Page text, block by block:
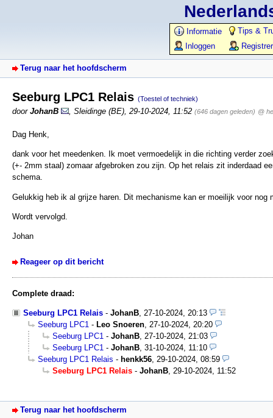
Informatie
Tips &
Inloggen
Terug naar het hoofdscherm
Seeburg LPC1 Relais (Toestel of techniek)
door JohanB Sleidinge (BE) 29-10-2024, 11:52 (646 dagen geleden) @
Dag Henk,
dank voor het meedenken. Ik moet vermoedelijk in die richting verder
(+- 2mm staal) zomaar afgebroken zou zijn. Op het relais zit inderdaad
schema.
Gelukkig heb ik al grijze haren. Dit mechanisme kan er moeilijk voor nog
Wordt vervolgd.
Johan
Reageer op dit bericht
Complete draad:
Seeburg LPC1 Relais - JohanB, 27-10-2024, 20:13
Seeburg LPC1 - Leo Snoeren, 27-10-2024, 20:20
Seeburg LPC1 - JohanB, 27-10-2024, 21:03
Seeburg LPC1 - JohanB, 31-10-2024, 11:10
Seeburg LPC1 Relais - henkk56, 29-10-2024, 08:59
Seeburg LPC1 Relais - JohanB, 29-10-2024, 11:52
Terug naar het hoofdscherm